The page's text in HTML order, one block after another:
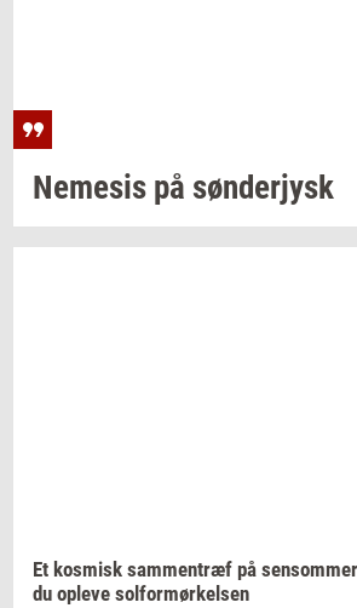
Ne­me­sis på søn­derjysk
Et kos­misk sam­men­træf på
du op­le­ve sol­for­mør­kel­sen